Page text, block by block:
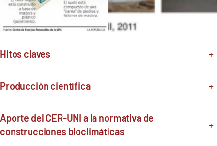
Hitos claves +
Producción científica +
Aporte del CER-UNI a la normativa de
construcciones bioclimáticas
+